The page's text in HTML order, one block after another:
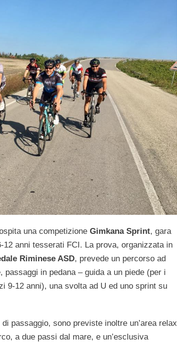
una competizione Gimkana Sprint, gara
anni tesserati FCI. La prova, organizzata in
Riminese ASD, prevede un percorso ad
in pedana – guida a un piede (per i
9-12 anni), una svolta ad U ed uno sprint su
passaggio, sono previste inoltre un’area relax
a due passi dal mare, e un’esclusiva